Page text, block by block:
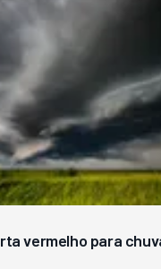
vermelho para